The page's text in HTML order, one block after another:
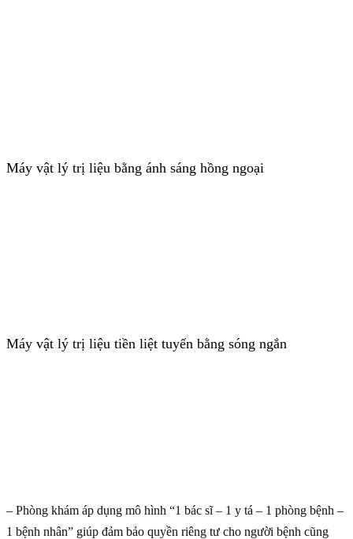
Máy vật lý trị liệu bằng ánh sáng hồng ngoại
Máy vật lý trị liệu tiền liệt tuyến bằng sóng ngắn
– Phòng khám áp dụng mô hình “1 bác sĩ – 1 y tá – 1 phòng bệnh –
1 bệnh nhân” giúp đảm bảo quyền riêng tư cho người bệnh cũng